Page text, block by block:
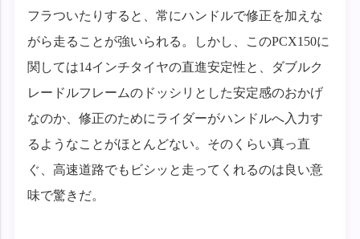
フラついたりすると、常にハンドルで修正を加えな
がら走ることが強いられる。しかし、このPCX150に
関しては14インチタイヤの直進安定性と、ダブルク
レードルフレームのドッシリとした安定感のおかげ
なのか、修正のためにライダーがハンドルへ入力す
るようなことがほとんどない。そのくらい真っ直
ぐ、高速道路でもビシッと走ってくれるのは良い意
味で驚きだ。